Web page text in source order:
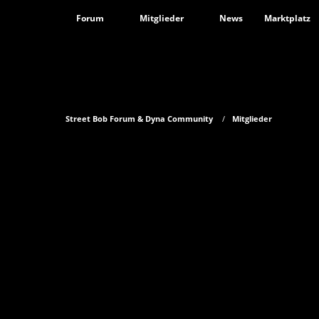
Forum Mitglieder News Marktplatz
Street Bob Forum & Dyna Community Mitglieder